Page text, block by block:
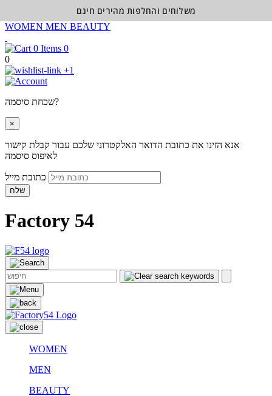
WOMEN MEN BEAUTY
0
0
+1
שכחת סיסמה?
×
אנא הזינו את כתובת הדואר האלקטרוני שלכם עבור קבלת קישור
לאיפוס סיסמה
שלח
Factory 54
WOMEN
MEN
BEAUTY
משלוחים והחלפות מהירים חינם